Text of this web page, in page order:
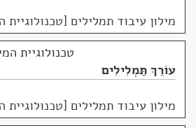
מילון עיבוד תמלילים [טכנולוגיית
טכנולוגיית
עוֹרֵךְ תַּמְלִילִים
מילון עיבוד תמלילים [טכנולוגיית